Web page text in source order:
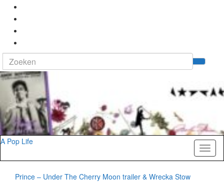
Search
for:
A Pop Life
Prince – Under The Cherry Moon trailer & Wrecka Stow